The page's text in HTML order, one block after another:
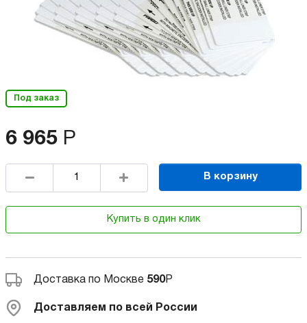
Под заказ
6 965 Р
В корзину
Купить в один клик
Доставка по Москве 590Р
Доставляем по всей России